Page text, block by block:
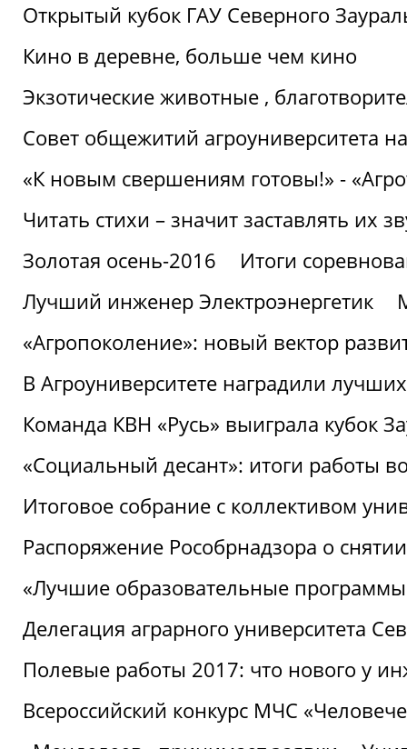
Открытый кубок ГАУ Северного
Кино в деревне, больше чем кино
Экзотические животные ,
Совет общежитий агроуниверситета
«К новым свершениям готовы!» -
Читать стихи – значит заставлять их
Золотая осень-2016
Итоги
Лучший инженер Электроэнергетик
«Агропоколение»: новый вектор
В Агроуниверситете наградили
Команда КВН «Русь» выиграла кубок
«Социальный десант»: итоги работы
Итоговое собрание с коллективом
Распоряжение Рособрнадзора о
«Лучшие образовательные
Делегация аграрного университета
Полевые работы 2017: что нового у
Всероссийский конкурс МЧС